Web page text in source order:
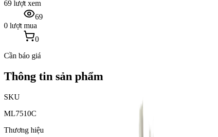
69 lượt xem
69
0 lượt mua
0
Cần báo giá
Thông tin sản phẩm
SKU
ML7510C
Thương hiệu